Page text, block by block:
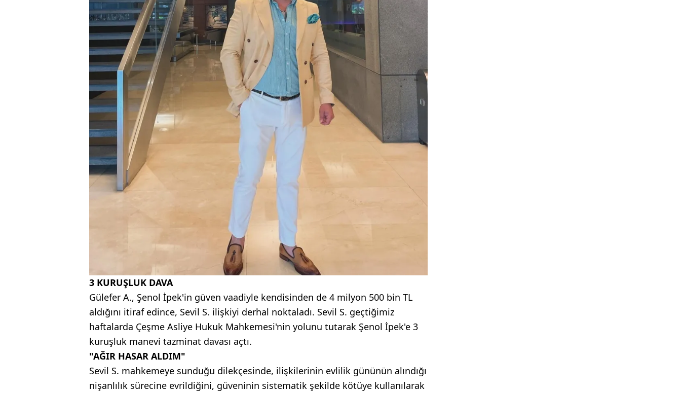
3 KURUŞLUK DAVA
Gülefer A., Şenol İpek'in güven vaadiyle kendisinden de 4 milyon 500 bin TL
aldığını itiraf edince, Sevil S. ilişkiyi derhal noktaladı. Sevil S. geçtiğimiz
haftalarda Çeşme Asliye Hukuk Mahkemesi'nin yolunu tutarak Şenol İpek'e 3
kuruşluk manevi tazminat davası açtı.
"AĞIR HASAR ALDIM"
Sevil S. mahkemeye sunduğu dilekçesinde, ilişkilerinin evlilik gününün alındığı
nişanlılık sürecine evrildiğini, güveninin sistematik şekilde kötüye kullanılarak